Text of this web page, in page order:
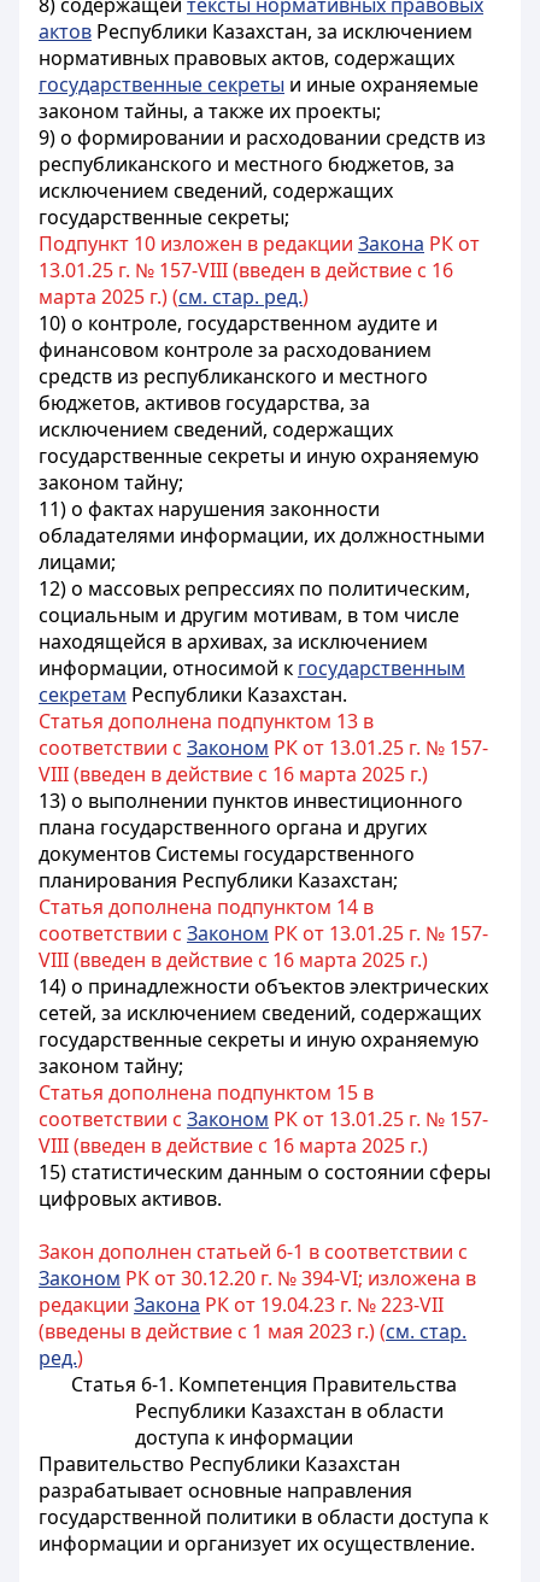
актов Республики Казахстан, за исключением
нормативных правовых актов, содержащих
государственные секреты и иные охраняемые
законом тайны, а также их проекты;
9) о формировании и расходовании средств из
республиканского и местного бюджетов, за
исключением сведений, содержащих
государственные секреты;
Подпункт 10 изложен в редакции Закона РК от
13.01.25 г. № 157-VIII (введен в действие с 16
марта 2025 г.) (см. стар. ред.)
10) о контроле, государственном аудите и
финансовом контроле за расходованием
средств из республиканского и местного
бюджетов, активов государства, за
исключением сведений, содержащих
государственные секреты и иную охраняемую
законом тайну;
11) о фактах нарушения законности
обладателями информации, их должностными
лицами;
12) о массовых репрессиях по политическим,
социальным и другим мотивам, в том числе
находящейся в архивах, за исключением
информации, относимой к государственным
секретам Республики Казахстан.
Статья дополнена подпунктом 13 в
соответствии с Законом РК от 13.01.25 г. № 157-
VIII (введен в действие с 16 марта 2025 г.)
13) о выполнении пунктов инвестиционного
плана государственного органа и других
документов Системы государственного
планирования Республики Казахстан;
Статья дополнена подпунктом 14 в
соответствии с Законом РК от 13.01.25 г. № 157-
VIII (введен в действие с 16 марта 2025 г.)
14) о принадлежности объектов электрических
сетей, за исключением сведений, содержащих
государственные секреты и иную охраняемую
законом тайну;
Статья дополнена подпунктом 15 в
соответствии с Законом РК от 13.01.25 г. № 157-
VIII (введен в действие с 16 марта 2025 г.)
15) статистическим данным о состоянии сферы
цифровых активов.
Закон дополнен статьей 6-1 в соответствии с
Законом РК от 30.12.20 г. № 394-VI; изложена в
редакции Закона РК от 19.04.23 г. № 223-VII
(введены в действие с 1 мая 2023 г.) (см. стар.
ред.)
Статья 6-1. Компетенция Правительства
Республики Казахстан в области
доступа к информации
Правительство Республики Казахстан
разрабатывает основные направления
государственной политики в области доступа к
информации и организует их осуществление.